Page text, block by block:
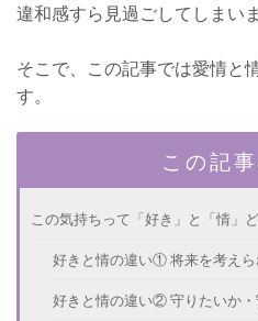
違和感すら見過ごしてしまいま
そこで、この記事では愛情と
す。
この記
この気持ちって「好き」と「情」
好きと情の違い① 将来を考え
好きと情の違い② 守りたいか